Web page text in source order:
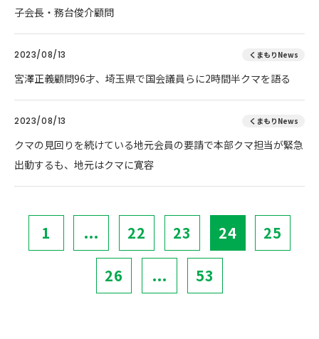
子会長・務台俊介顧問
2023/08/13 くまもりNews
宮澤正義顧問96才、埼玉県で国会議員らに2時間半クマを語る
2023/08/13 くまもりNews
クマの見回りを続けている地元会員の要請で本部クマ担当が緊急
出動するも、地元はクマに寛容
1 ... 22 23 24 25
26 ... 53